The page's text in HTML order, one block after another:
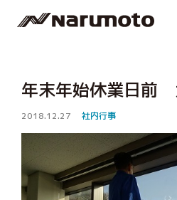
年末年始休業日前
2018.12.27 社内行事